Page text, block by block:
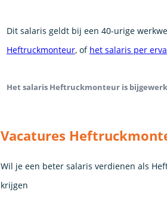
Dit salaris geldt bij een 40-urige
Heftruckmonteur, of het salaris per
Het salaris Heftruckmonteur is
Vacatures
Wil je een beter salaris verdienen als
krijgen